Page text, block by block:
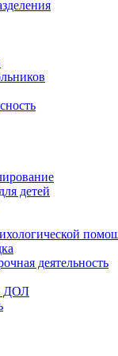
детей
деятельность
ДОЛ